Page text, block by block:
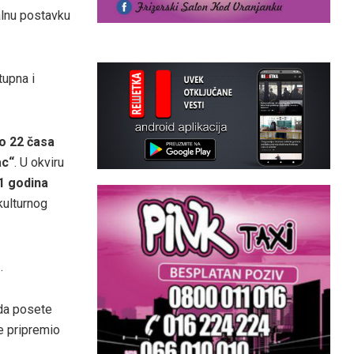
postavku
i
22 časa
. U okviru
godina
.
posete
pripremio